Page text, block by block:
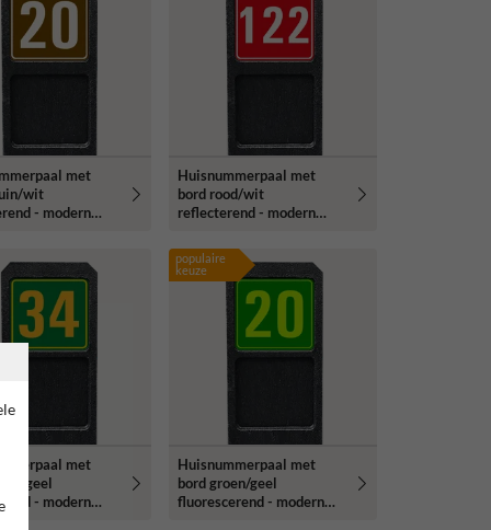
met
wit
- modern
Huisnummerpaal met
bord rood/wit
reflecterend - modern
met
geel
- modern
populaire
keuze
Huisnummerpaal met
bord groen/geel
fluorescerend - modern